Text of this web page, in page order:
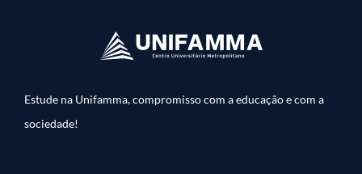
Estude na Unifamma, compromisso com a educação e com a
sociedade!